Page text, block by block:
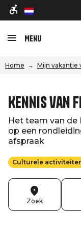
nl
Menu
Home Mijn vakantie
Kennis van
Het team van de
op een
afspraak
Culturele
Zoek